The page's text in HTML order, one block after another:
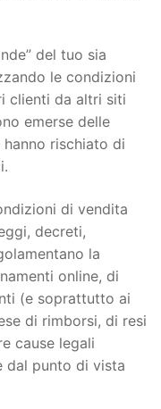
del tuo sia
le condizioni
clienti da altri siti
emerse delle
rischiato di
di vendita
decreti,
la
online, di
(e soprattutto ai
di rimborsi, di resi
cause legali
dal punto di vista